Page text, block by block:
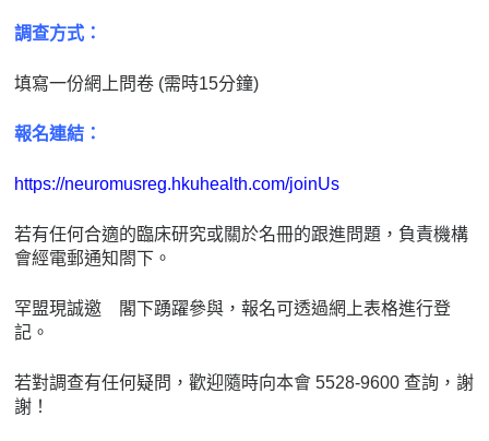
調查方式：
填寫一份網上問卷 (需時15分鐘)
報名連結：
https://neuromusreg.hkuhealth.com/joinUs
若有任何合適的臨床研究或關於名冊的跟進問題，負責機構
會經電郵通知閤下。
罕盟現誠邀 閣下踴躍參與，報名可透過網上表格進行登
記。
若對調查有任何疑問，歡迎隨時向本會 5528-9600 查詢，謝
謝！